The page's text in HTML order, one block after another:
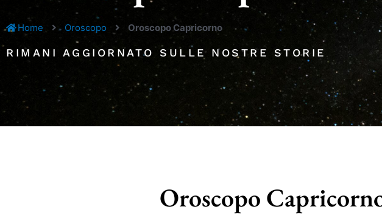
Home Oroscopo Oroscopo Capricorno
RIMANI AGGIORNATO SULLE NOSTRE STORIE
Oroscopo